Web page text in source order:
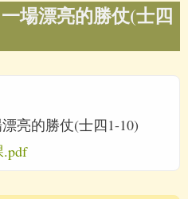
場漂亮的勝仗(士四
亮的勝仗(士四1-10)
.pdf